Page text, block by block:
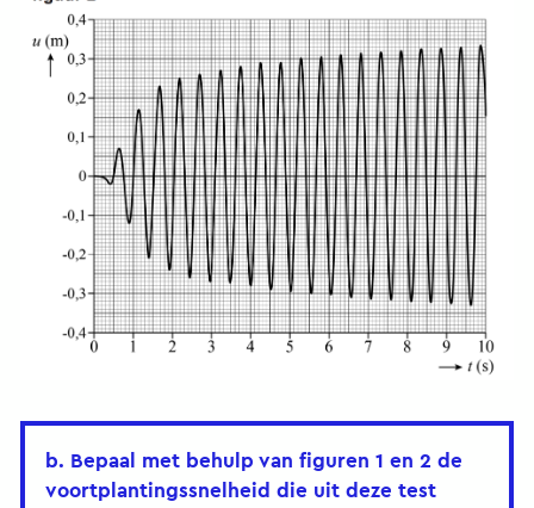
b. Bepaal met behulp van figuren 1 en 2 de
voortplantingssnelheid die uit deze test